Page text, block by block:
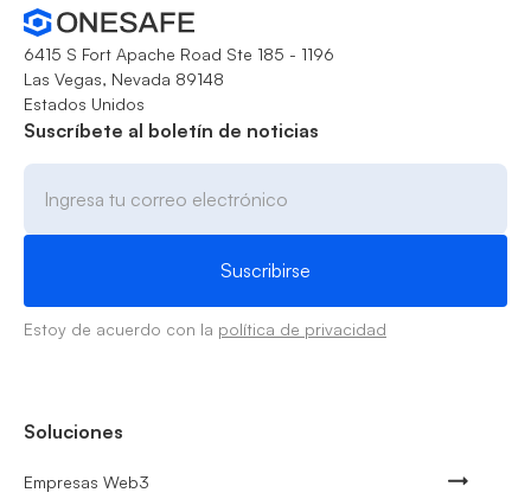
6415 S Fort Apache Road Ste 185 - 1196
Las Vegas, Nevada 89148
Estados Unidos
Suscríbete al boletín de noticias
Estoy de acuerdo con la política de privacidad
Soluciones
Empresas Web3